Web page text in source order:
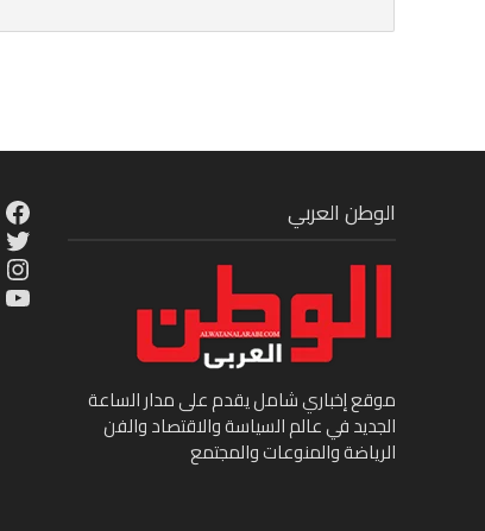
الوطن العربي
موقع إخباري شامل يقدم على مدار الساعة
الجديد في عالم السياسة والاقتصاد والفن
الرياضة والمنوعات والمجتمع